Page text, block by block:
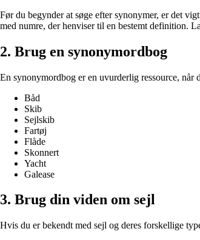
Før du begynder at søge efter synonymer, er det
med numre, der henviser til en bestemt definition.
2. Brug en synonymordbog
En synonymordbog er en uvurderlig ressource,
Båd
Skib
Sejlskib
Fartøj
Flåde
Skonnert
Yacht
Galease
3. Brug din viden om sejl
Hvis du er bekendt med sejl og deres forskellige